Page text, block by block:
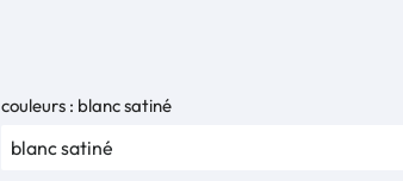
couleurs : blanc satiné